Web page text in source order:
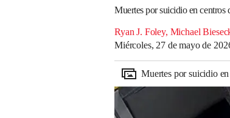
Muertes por suicidio en centros
Ryan J. Foley, Michael
Miércoles, 27 de mayo de
Muertes por suicidio